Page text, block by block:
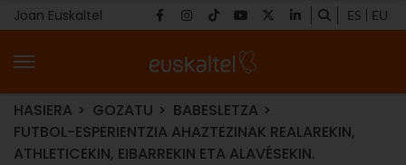
Joan Euskaltel ES EU
HASIERA GOZATU
BABESLETZA
FUTBOL-ESPERIENTZIA AHAZTEZINAK REALAREKIN,
ATHLETICEKIN, EIBARREKIN ETA ALAVÉSEKIN.